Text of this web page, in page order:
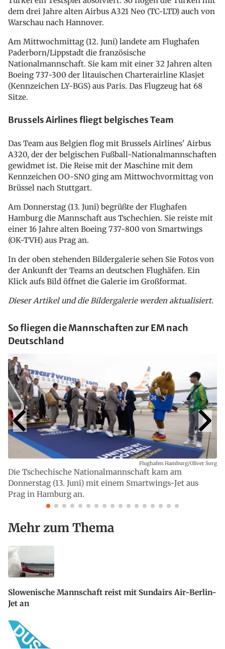
dem drei Jahre alten Airbus A321 Neo (TC-LTD) auch von
Warschau nach Hannover.
Am Mittwochmittag (12. Juni) landete am Flughafen
Paderborn/Lippstadt die französische
Nationalmannschaft. Sie kam mit einer 32 Jahren alten
Boeing 737-300 der litauischen Charterairline Klasjet
(Kennzeichen LY-BGS) aus Paris. Das Flugzeug hat 68
Sitze.
Brussels Airlines fliegt belgisches Team
Das Team aus Belgien flog mit Brussels Airlines' Airbus
A320, der der belgischen Fußball-Nationalmannschaften
gewidmet ist. Die Reise mit der Maschine mit dem
Kennzeichen OO-SNO ging am Mittwochvormittag von
Brüssel nach Stuttgart.
Am Donnerstag (13. Juni) begrüßte der Flughafen
Hamburg die Mannschaft aus Tschechien. Sie reiste mit
einer 16 Jahre alten Boeing 737-800 von Smartwings
(OK-TVH) aus Prag an.
In der oben stehenden Bildergalerie sehen Sie Fotos von
der Ankunft der Teams an deutschen Flughäfen. Ein
Klick aufs Bild öffnet die Galerie im Großformat.
Dieser Artikel und die Bildergalerie werden aktualisiert.
So fliegen die Mannschaften zur EM nach
Deutschland
Die Tschechische Nationalmannschaft kam am
Donnerstag (13. Juni) mit einem Smartwings-Jet aus
Prag in Hamburg an.
Flughafen Hamburg/Oliver Sorg
Mehr zum Thema
Slowenische Mannschaft reist mit Sundairs Air-Berlin-
Jet an